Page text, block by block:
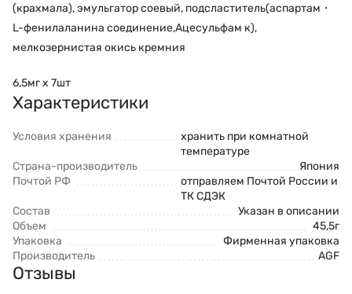
(крахмала), эмульгатор соевый, подсластитель(аспартам・
L-фенилаланина соединение,Ацесульфам к),
мелкозернистая окись кремния
6,5мг х 7шт
Характеристики
Условия хранения
хранить при комнатной
температуре
Страна-производитель
Япония
Почтой РФ
отправляем Почтой России и
ТК СДЭК
Состав
Указан в описании
Объем
45,5г
Упаковка
Фирменная упаковка
Производитель
AGF
Отзывы